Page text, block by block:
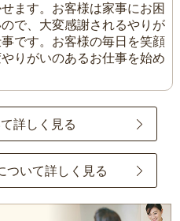
ます。お客様は家事にお困
で、大変感謝されるやりが
です。お客様の毎日を笑顔
りがいのあるお仕事を始め
詳しく見る
ついて詳しく見る